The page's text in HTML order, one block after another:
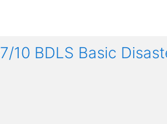
10 BDLS Basic